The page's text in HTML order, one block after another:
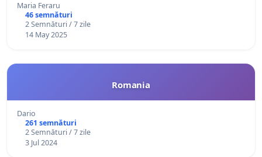
Maria Feraru
46 semnături
2 Semnături / 7 zile
14 May 2025
Romania
Dario
261 semnături
2 Semnături / 7 zile
3 Jul 2024